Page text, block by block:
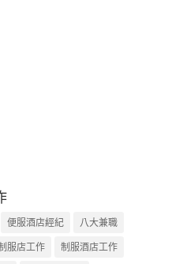
便服酒店經紀
八大兼職
服店工作
制服酒店工作